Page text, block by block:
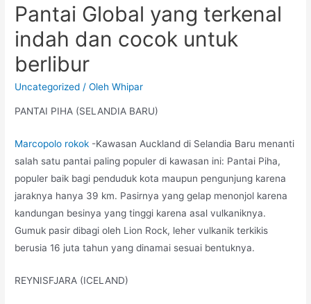
Pantai Global yang terkenal
indah dan cocok untuk
berlibur
Uncategorized / OlehWhipar
PANTAI PIHA (SELANDIA BARU)
Marcopolo rokok -Kawasan Auckland di Selandia Baru menanti
salah satu pantai paling populer di kawasan ini: Pantai Piha,
populer baik bagi penduduk kota maupun pengunjung karena
jaraknya hanya 39 km. Pasirnya yang gelap menonjol karena
kandungan besinya yang tinggi karena asal vulkaniknya.
Gumuk pasir dibagi oleh Lion Rock, leher vulkanik terkikis
berusia 16 juta tahun yang dinamai sesuai bentuknya.
REYNISFJARA (ICELAND)